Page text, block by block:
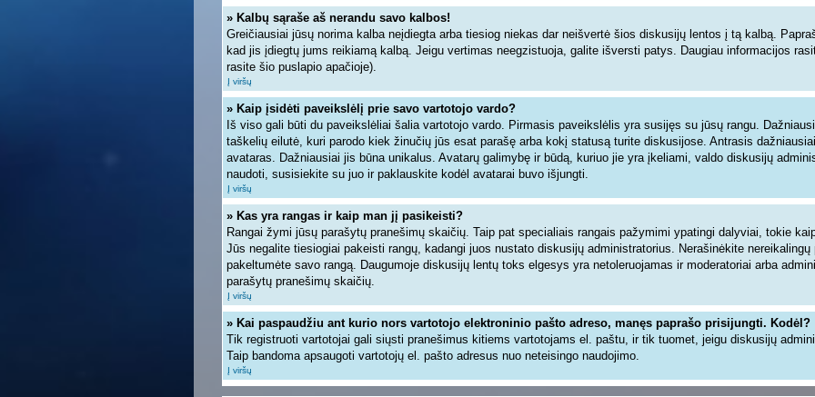
» Kalbų sąraše aš nerandu savo kalbos!
Greičiausiai jūsų norima kalba neįdiegta arba tiesiog niekas dar neišvertė šios diskusijų lentos į tą kalbą.
kad jis įdiegtų jums reikiamą kalbą. Jeigu vertimas neegzistuoja, galite išversti patys. Daugiau informacijos
rasite šio puslapio apačioje).
Į viršų
» Kaip įsidėti paveikslėlį prie savo vartotojo vardo?
Iš viso gali būti du paveikslėliai šalia vartotojo vardo. Pirmasis paveikslėlis yra susijęs su jūsų rangu.
taškelių eilutė, kuri parodo kiek žinučių jūs esat parašę arba kokį statusą turite diskusijose. Antrasis
avataras. Dažniausiai jis būna unikalus. Avatarų galimybę ir būdą, kuriuo jie yra įkeliami, valdo diskusijų
naudoti, susisiekite su juo ir paklauskite kodėl avatarai buvo išjungti.
Į viršų
» Kas yra rangas ir kaip man jį pasikeisti?
Rangai žymi jūsų parašytų pranešimų skaičių. Taip pat specialiais rangais pažymimi ypatingi dalyviai, tokie
Jūs negalite tiesiogiai pakeisti rangų, kadangi juos nustato diskusijų administratorius. Nerašinėkite
pakeltumėte savo rangą. Daugumoje diskusijų lentų toks elgesys yra netoleruojamas ir moderatoriai arba
parašytų pranešimų skaičių.
Į viršų
» Kai paspaudžiu ant kurio nors vartotojo elektroninio pašto adreso, manęs paprašo prisijungti. Kodėl?
Tik registruoti vartotojai gali siųsti pranešimus kitiems vartotojams el. paštu, ir tik tuomet, jeigu diskusijų
Taip bandoma apsaugoti vartotojų el. pašto adresus nuo neteisingo naudojimo.
Į viršų